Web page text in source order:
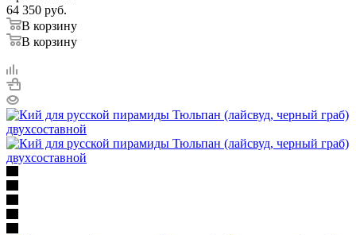
64 350 руб.
В корзину
В корзину